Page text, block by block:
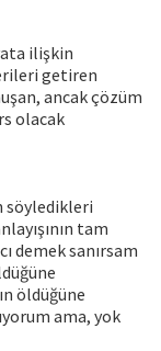
ilişkin
getiren
ancak çözüm
olacak
söyledikleri
tam
demek sanırsam
öldüğüne
ama, yok